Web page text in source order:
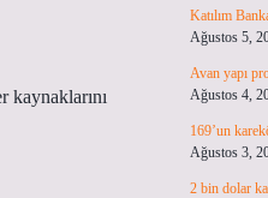
kaynaklarını
Katılım
Ağustos 5,
Avan yapı
Ağustos 4,
169’un
Ağustos 3,
2 bin dolar